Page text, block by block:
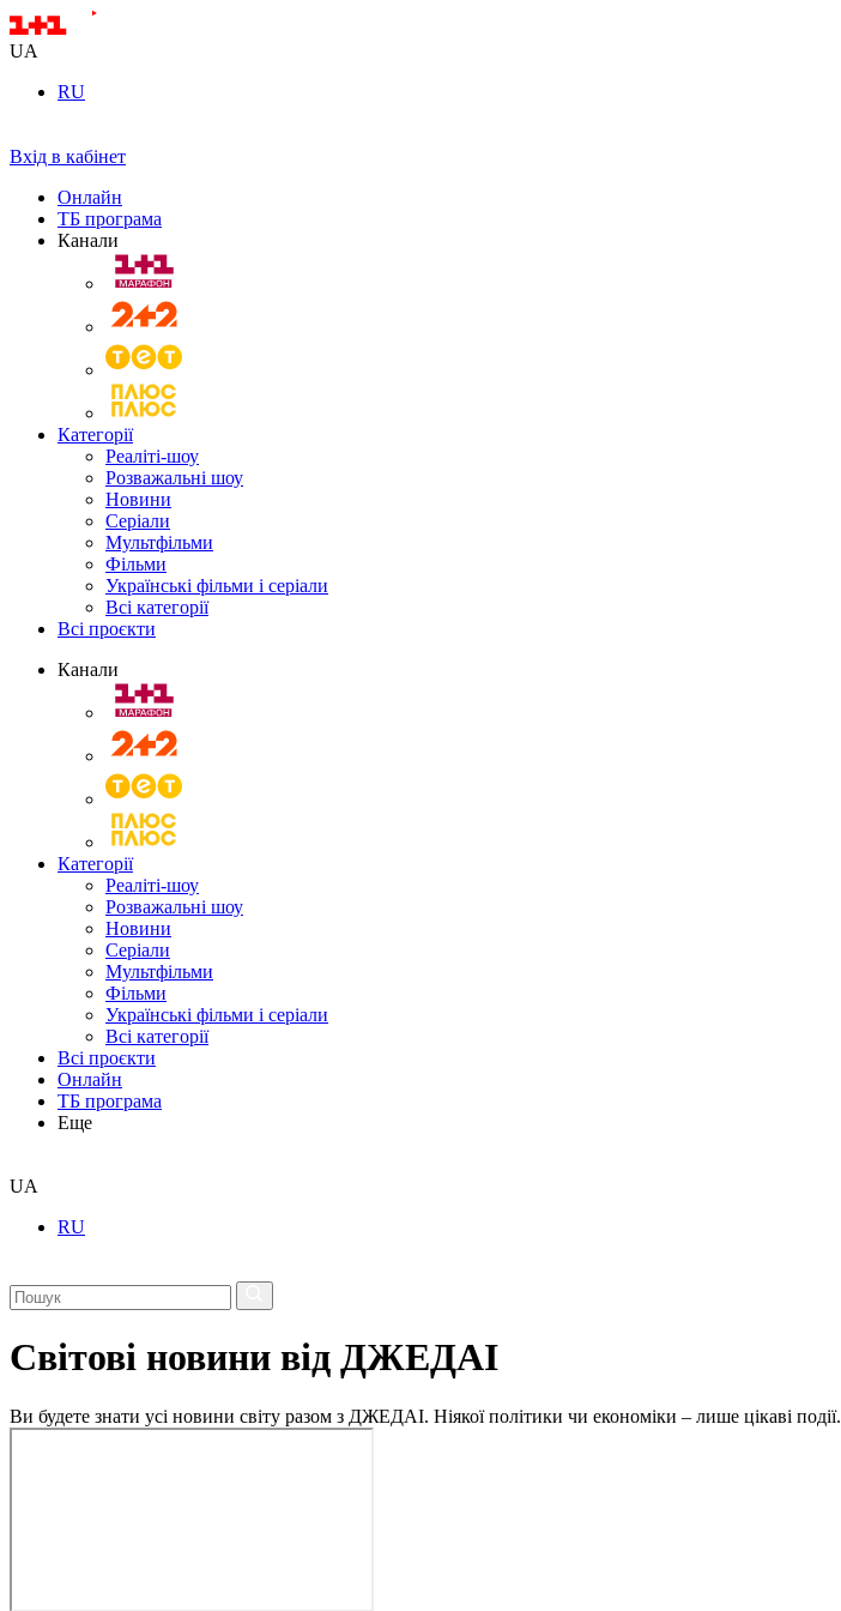
UA
RU
Вхід в кабінет
Онлайн
ТБ програма
Канали
Категорії
Реаліті-шоу
Розважальні шоу
Новини
Серіали
Мультфільми
Фільми
Українські фільми і серіали
Всі категорії
Всі проєкти
Канали
Категорії
Реаліті-шоу
Розважальні шоу
Новини
Серіали
Мультфільми
Фільми
Українські фільми і серіали
Всі категорії
Всі проєкти
Онлайн
ТБ програма
Еще
UA
RU
Світові новини від ДЖЕДАІ
Ви будете знати усі новини світу разом з ДЖЕДАІ. Ніякої політики чи економіки – лише цікаві події.